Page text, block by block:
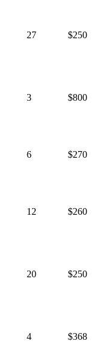
27 $250
3 $800
6 $270
12 $260
20 $250
4 $368